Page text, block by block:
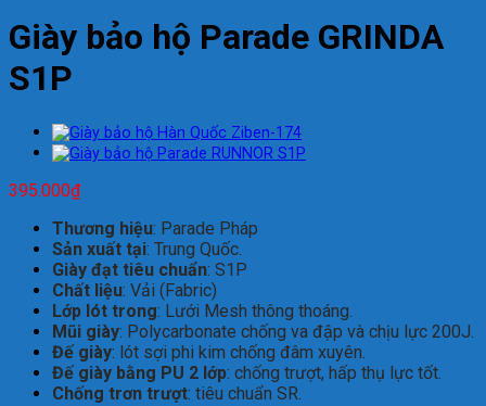
Giày bảo hộ Parade GRINDA
S1P
395.000₫
Thương hiệu: Parade Pháp
Sản xuất tại: Trung Quốc.
Giày đạt tiêu chuẩn: S1P
Chất liệu: Vải (Fabric)
Lớp lót trong: Lưới Mesh thông thoáng.
Mũi giày: Polycarbonate chống va đập và chịu lực 200J.
Đế giày: lót sợi phi kim chống đâm xuyên.
Đế giày bằng PU 2 lớp: chống trượt, hấp thụ lực tốt.
Chống trơn trượt: tiêu chuẩn SR.